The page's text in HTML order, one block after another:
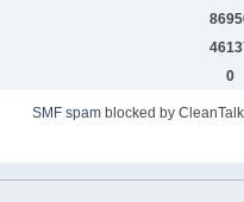
0
SMF spam blocked by CleanTalk